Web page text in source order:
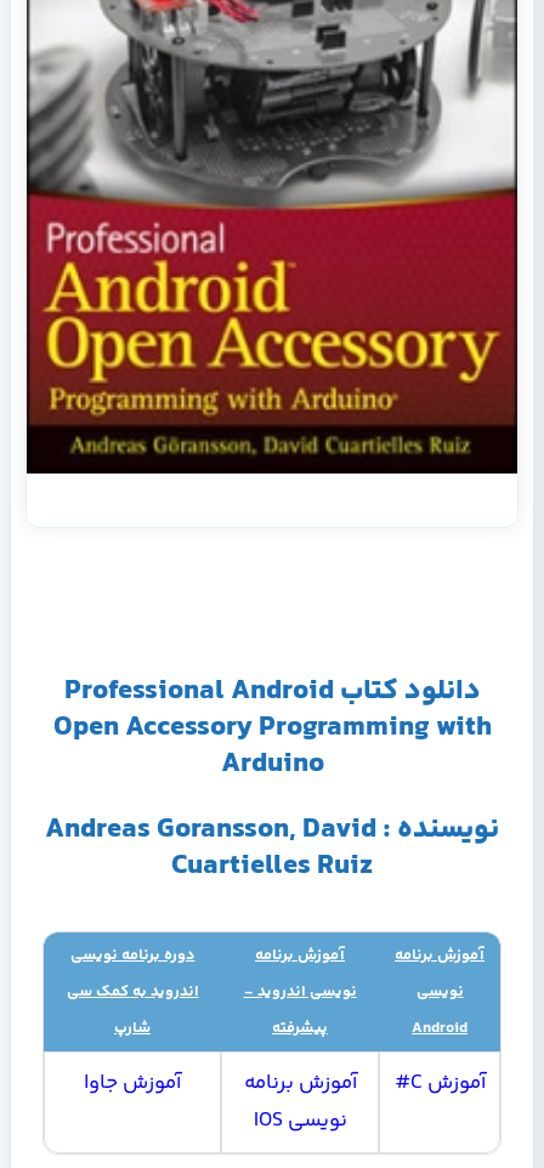
دانلود کتاب Professional Android
Open Accessory Programming with
Arduino
نویسنده : Andreas Goransson, David
Cuartielles Ruiz
آموزش برنامه
نویسی
Android
آموزش برنامه
نویسی اندروید -
پیشرفته
دوره برنامه نویسی
اندروید به کمک سی
شارپ
آموزش C#
آموزش برنامه
نویسی IOS
آموزش جاوا